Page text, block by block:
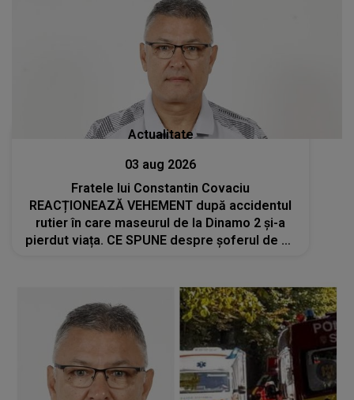
Actualitate
03 aug 2026
Fratele lui Constantin Covaciu
REACȚIONEAZĂ VEHEMENT după accidentul
rutier în care maseurul de la Dinamo 2 și-a
pierdut viața. CE SPUNE despre şoferul de 83
cum..."